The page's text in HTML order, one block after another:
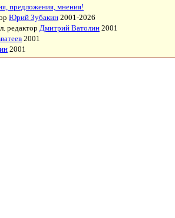
предложения, мнения!
Юрий Зубакин 2001-2026
редактор Дмитрий Ватолин 2001
2001
2001